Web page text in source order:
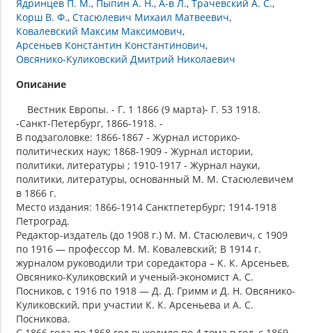
Ядринцев П. М. Пыпин А. Н. А-в Л. Трачевский А. С.
Корш В. Ф. Стасюлевич Михаил Матвеевич
Ковалевский Максим Максимович
Арсеньев Константин Константинович
Овсянико-Куликовский Дмитрий Николаевич
Описание
Вестник Европы. - Г. 1 1866 (9 марта)- Г. 53 1918.
-Санкт-Петербург, 1866-1918. -
В подзаголовке: 1866-1867 - Журнал историко-
политических наук; 1868-1909 - Журнал истории,
политики, литературы ; 1910-1917 - Журнал науки,
политики, литературы, основанный М. М. Стасюлевичем
в 1866 г.
Место издания: 1866-1914 Санктпетербург; 1914-1918
Петроград.
Редактор-издатель (до 1908 г.) М. М. Стасюлевич, с 1909
по 1916 — профессор М. М. Ковалевский; В 1914 г.
журналом руководили три соредактора – К. К. Арсеньев,
Овсянико-Куликовский и ученый-экономист А. С.
Посников, с 1916 по 1918 — Д. Д. Гримм и Д. Н. Овсянико-
Куликовский, при участии К. К. Арсеньева и А. С.
Посникова.